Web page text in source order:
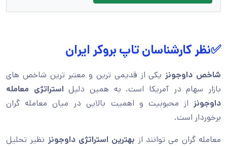
✅نظر کارشناسان تاپ بروکر ایران
شاخص داوجونزیکی از قدیمی ترین و معتبر ترین شاخص های
بازار سهام در آمریکا است. به همین دلیل استراتژی معامله
داوجونز از محبوبیت و اهمیت بالایی در میان معامله گران
برخوردار است.
معامله گران می توانند از بهترین استراتژی داوجونز نظیر تحلیل